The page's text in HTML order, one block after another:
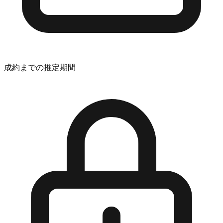
成約までの推定期間